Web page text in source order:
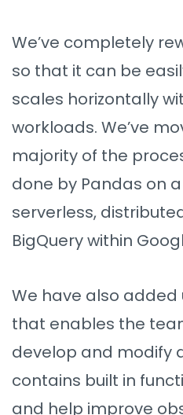
We’ve completely
so that it can be
scales horizontally
workloads. We’ve
majority of the
done by Pandas on
serverless,
BigQuery within
We have also added
that enables the
develop and modify
contains built in
and help improve